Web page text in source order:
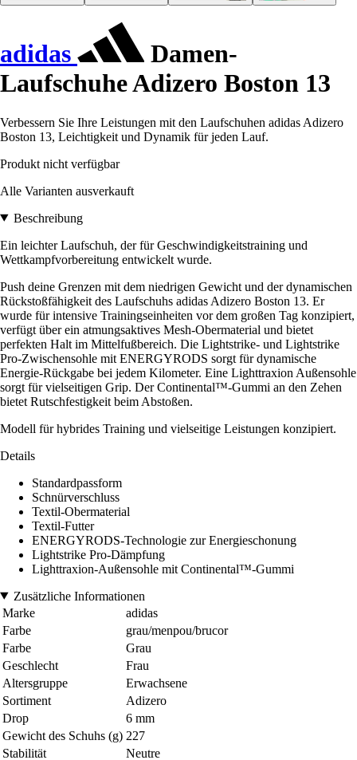
adidas
Damen-
Laufschuhe Adizero Boston 13
Verbessern Sie Ihre Leistungen mit den Laufschuhen adidas Adizero
Boston 13, Leichtigkeit und Dynamik für jeden Lauf.
Produkt nicht verfügbar
Alle Varianten ausverkauft
Beschreibung
Ein leichter Laufschuh, der für Geschwindigkeitstraining und
Wettkampfvorbereitung entwickelt wurde.
Push deine Grenzen mit dem niedrigen Gewicht und der dynamischen
Rückstoßfähigkeit des Laufschuhs adidas Adizero Boston 13. Er
wurde für intensive Trainingseinheiten vor dem großen Tag konzipiert,
verfügt über ein atmungsaktives Mesh-Obermaterial und bietet
perfekten Halt im Mittelfußbereich. Die Lightstrike- und Lightstrike
Pro-Zwischensohle mit ENERGYRODS sorgt für dynamische
Energie-Rückgabe bei jedem Kilometer. Eine Lighttraxion Außensohle
sorgt für vielseitigen Grip. Der Continental™-Gummi an den Zehen
bietet Rutschfestigkeit beim Abstoßen.
Modell für hybrides Training und vielseitige Leistungen konzipiert.
Details
Standardpassform
Schnürverschluss
Textil-Obermaterial
Textil-Futter
ENERGYRODS-Technologie zur Energieschonung
Lightstrike Pro-Dämpfung
Lighttraxion-Außensohle mit Continental™-Gummi
Zusätzliche Informationen
Marke
adidas
Farbe
grau/menpou/brucor
Farbe
Grau
Geschlecht
Frau
Altersgruppe
Erwachsene
Sortiment
Adizero
Drop
6 mm
Gewicht des Schuhs (g) 227
Stabilität
Neutre